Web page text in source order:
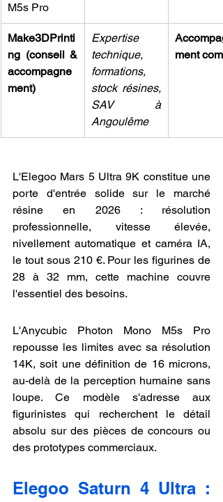
M5s Pro
Make3DPrinti
ng (conseil &
accompagne
ment)
Expertise
technique,
formations,
stock résines,
SAV à
Angoulême
ment
L'Elegoo Mars 5 Ultra 9K constitue une
porte d'entrée solide sur le marché
résine en 2026 : résolution
professionnelle, vitesse élevée,
nivellement automatique et caméra IA,
le tout sous 210 €. Pour les figurines de
28 à 32 mm, cette machine couvre
l'essentiel des besoins.
L'Anycubic Photon Mono M5s Pro
repousse les limites avec sa résolution
14K, soit une définition de 16 microns,
au-delà de la perception humaine sans
loupe. Ce modèle s'adresse aux
figurinistes qui recherchent le détail
absolu sur des pièces de concours ou
des prototypes commerciaux.
Elegoo Saturn 4 Ultra :